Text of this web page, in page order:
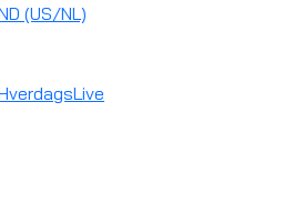
(US/NL)